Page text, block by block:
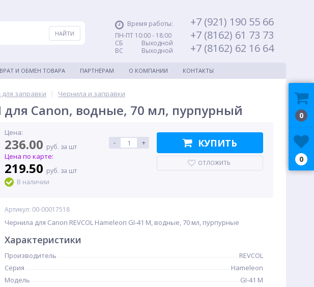
Время работы:
ПН-ПТ 10:00 - 18:00
СБ Выходной
ВС Выходной
+7 (921) 190 55 66
+7 (8162) 61 73 73
+7 (8162) 62 16 64
И ОБМЕН ТОВАРА ПАРТНЁРАМ О КОМПАНИИ КОНТАКТЫ
заправки | Чернила и заправки
для Canon, водные, 70 мл, пурпурный
Цена:
236.00 руб. за шт
Цена по карте:
219.50 руб. за шт
В наличии
- + КУПИТЬ
ОТЛОЖИТЬ
Артикул: 00-00017518
Чернила для Canon REVCOL Hameleon GI-41 M, водные, 70 мл, пурпурные
Характеристики
Производитель
REVCOL
Серия
Hameleon
Модель
GI-41 M
0
0